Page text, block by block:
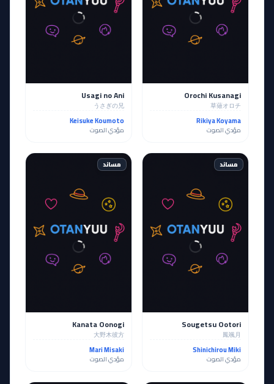
Orochi Kusanagi
草薙オロチ
Rikiya Koyama
مؤدي الصوت
Usagi no Ani
うさぎの兄
Keisuke Koumoto
مؤدي الصوت
مساند
Sougetsu Ootori
鳳颯月
Shinichirou Miki
مؤدي الصوت
مساند
Kanata Oonogi
大野木彼方
Mari Misaki
مؤدي الصوت